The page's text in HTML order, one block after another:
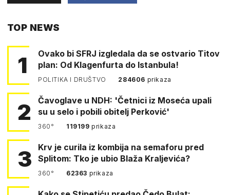
TOP NEWS
1
Ovako bi SFRJ izgledala da se ostvario Titov
plan: Od Klagenfurta do Istanbula!
POLITIKA I DRUŠTVO 284606 prikaza
2
Čavoglave u NDH: 'Četnici iz Moseća upali
su u selo i pobili obitelj Perković'
360° 119199prikaza
3
Krv je curila iz kombija na semaforu pred
Splitom: Tko je ubio Blaža Kraljevića?
360° 62363 prikaza